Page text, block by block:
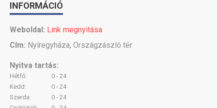
INFORMÁCIÓ
Weboldal: Link megnyitása
Cím: Nyíregyháza, Országzászló tér
Nyitva tartás:
Hétfő:
0 - 24
Kedd:
0 - 24
Szerda:
0 - 24